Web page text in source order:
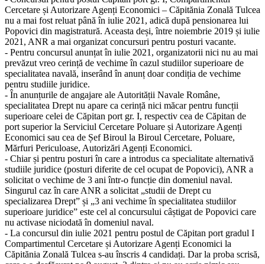
Cercetare și Autorizare Agenți Economici – Căpitănia Zonală Tulcea
nu a mai fost reluat până în iulie 2021, adică după pensionarea lui
Popovici din magistratură. Aceasta deși, între noiembrie 2019 și iulie
2021, ANR a mai organizat concursuri pentru posturi vacante.
- Pentru concursul anunțat în iulie 2021, organizatorii nici nu au mai
prevăzut vreo cerință de vechime în cazul studiilor superioare de
specialitatea navală, inserând în anunț doar condiția de vechime
pentru studiile juridice.
- În anunțurile de angajare ale Autorității Navale Române,
specialitatea Drept nu apare ca cerință nici măcar pentru funcții
superioare celei de Căpitan port gr. I, respectiv cea de Căpitan de
port superior la Serviciul Cercetare Poluare și Autorizare Agenți
Economici sau cea de Șef Biroul la Biroul Cercetare, Poluare,
Mărfuri Periculoase, Autorizări Agenți Economici.
- Chiar și pentru posturi în care a introdus ca specialitate alternativă
studiile juridice (posturi diferite de cel ocupat de Popovici), ANR a
solicitat o vechime de 3 ani într-o funcție din domeniul naval.
Singurul caz în care ANR a solicitat „studii de Drept cu
specializarea Drept” și „3 ani vechime în specialitatea studiilor
superioare juridice” este cel al concursului câștigat de Popovici care
nu activase niciodată în domeniul naval.
- La concursul din iulie 2021 pentru postul de Căpitan port gradul I
Compartimentul Cercetare și Autorizare Agenți Economici la
Căpitănia Zonală Tulcea s-au înscris 4 candidați. Dar la proba scrisă,